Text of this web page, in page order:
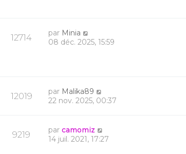
12714 par Minia
08 déc. 2025, 15:59
12019 par Malika89
22 nov. 2025, 00:37
9219 parcamomiz
14 juil. 2021, 17:27